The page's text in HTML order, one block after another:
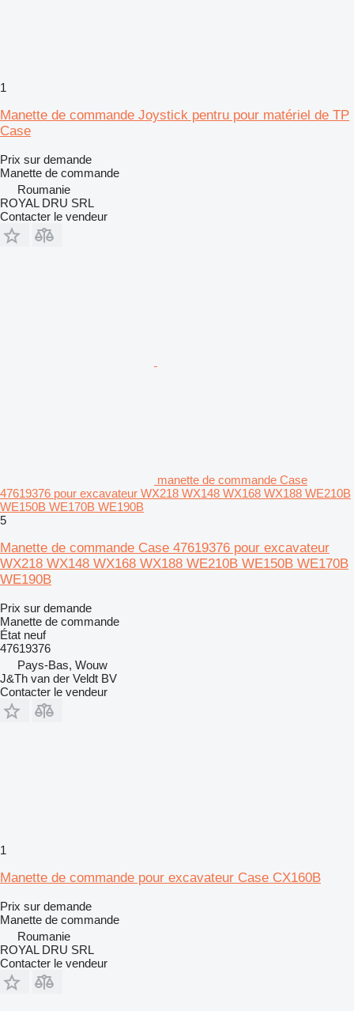
1
Manette de commande Joystick pentru pour matériel de TP
Case
Prix sur demande
Manette de commande
Roumanie
ROYAL DRU SRL
Contacter le vendeur
manette de commande Case
47619376 pour excavateur WX218 WX148 WX168 WX188 WE210B
WE150B WE170B WE190B
5
Manette de commande Case 47619376 pour excavateur
WX218 WX148 WX168 WX188 WE210B WE150B WE170B
WE190B
Prix sur demande
Manette de commande
État neuf
47619376
Pays-Bas, Wouw
J&Th van der Veldt BV
Contacter le vendeur
1
Manette de commande pour excavateur Case CX160B
Prix sur demande
Manette de commande
Roumanie
ROYAL DRU SRL
Contacter le vendeur